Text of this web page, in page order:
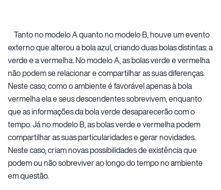
Tanto no modelo A quanto no modelo B, houve um evento
externo que alterou a bola azul, criando duas bolas distintas: a
verde e a vermelha. No modelo A, as bolas verde e vermelha
não podem se relacionar e compartilhar as suas diferenças.
Neste caso, como o ambiente é favorável apenas à bola
vermelha ela e seus descendentes sobrevivem, enquanto
que as informações da bola verde desaparecerão com o
tempo. Já no modelo B, as bolas verde e vermelha podem
compartilhar as suas particularidades e gerar novidades.
Neste caso, criam novas possibilidades de existência que
podem ou não sobreviver ao longo do tempo no ambiente
em questão.